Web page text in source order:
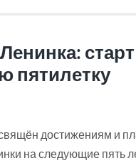
пятилетку
достижениям и
на следующие пять